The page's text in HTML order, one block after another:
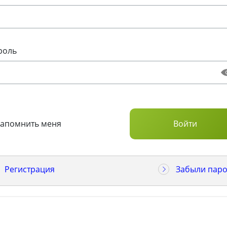
меня
Регистрация Забыли